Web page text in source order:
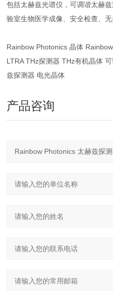
包括太赫兹光谱仪，可调谐太赫
验室生物医学成像、安全检查、
Rainbow Photonics 晶体
LTRA THz探测器 THz有机晶体
兹探测器 电光晶体
产品咨询